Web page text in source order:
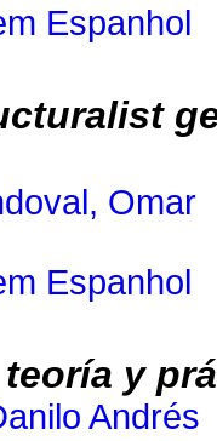
Espanhol
Omar
Espanhol
y
Andrés